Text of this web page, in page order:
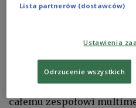
edukacja").
Prezes Agnieszka
Informacyjną Agencją
zadowolenia z nominacji
nagród. - Ogromnie się
całemu zespołowi
Lista partnerów (dostawców)
Ustawienia
Odrzucenie wszystkich